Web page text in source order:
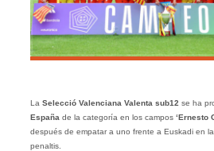
La Selecció Valenciana Valenta sub12 se ha
España de la categoría en los campos ‘Ernesto
después de empatar a uno frente a Euskadi en
penaltis.